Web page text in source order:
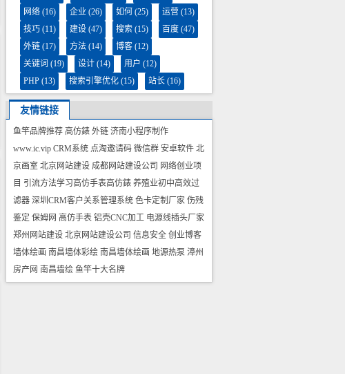
网络 (16) 企业 (26) 如何 (25) 运营 (13)
技巧 (11) 建设 (47) 搜索 (15) 百度 (47)
外链 (17) 方法 (14) 博客 (12)
关键词 (19) 设计 (14) 用户 (12)
PHP (13) 搜索引擎优化 (15) 站长 (16)
友情链接
鱼竿品牌推荐 高仿錶 外链 济南小程序制作
www.ic.vip CRM系统 点淘邀请码 微信群 安卓软件 北
京画室 北京网站建设 成都网站建设公司 网络创业项
目 引流方法学习高仿手表高仿錶 养殖业初中高效过
滤器 深圳CRM客户关系管理系统 色卡定制厂家 伤残
鉴定 保姆网 高仿手表 铝壳CNC加工 电源线插头厂家
郑州网站建设 北京网站建设公司 信息安全 创业博客
墙体绘画 南昌墙体彩绘 南昌墙体绘画 地源热泵 漳州
房产网 南昌墙绘 鱼竿十大名牌